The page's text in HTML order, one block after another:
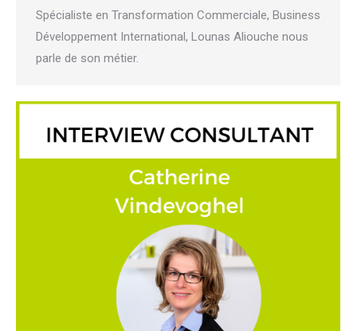
Spécialiste en Transformation Commerciale, Business
Développement International, Lounas Aliouche nous
parle de son métier.